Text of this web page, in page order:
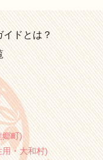
イドとは？
郷町)
・大和村)